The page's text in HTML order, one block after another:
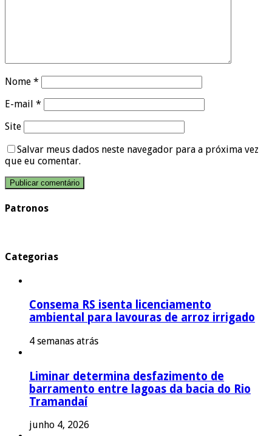
Nome *
E-mail *
Site
Salvar meus dados neste navegador para a próxima vez
que eu comentar.
Patronos
Categorias
Consema RS isenta licenciamento
ambiental para lavouras de arroz irrigado
4 semanas atrás
Liminar determina desfazimento de
barramento entre lagoas da bacia do Rio
Tramandaí
junho 4, 2026